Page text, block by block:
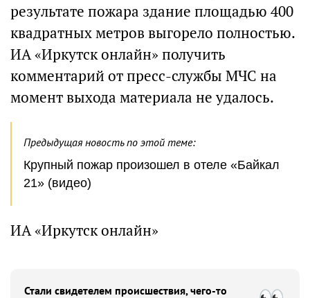
результате пожара здание площадью 400
квадратных метров выгорело полностью.
ИА «Иркутск онлайн» получить
комментарий от пресс-службы МЧС на
момент выхода материала не удалось.
Предыдущая новость по этой теме:
Крупный пожар произошел в отеле «Байкал
21» (видео)
ИА «Иркутск онлайн»
Стали свидетелем происшествия, чего-то